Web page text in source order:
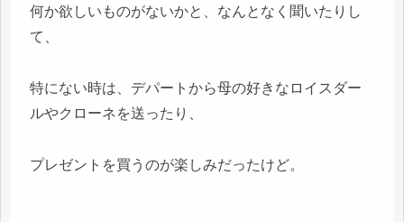
何か欲しいものがないかと、なんとなく聞いたりし
て、
特にない時は、デパートから母の好きなロイスダー
ルやクローネを送ったり、
プレゼントを買うのが楽しみだったけど。